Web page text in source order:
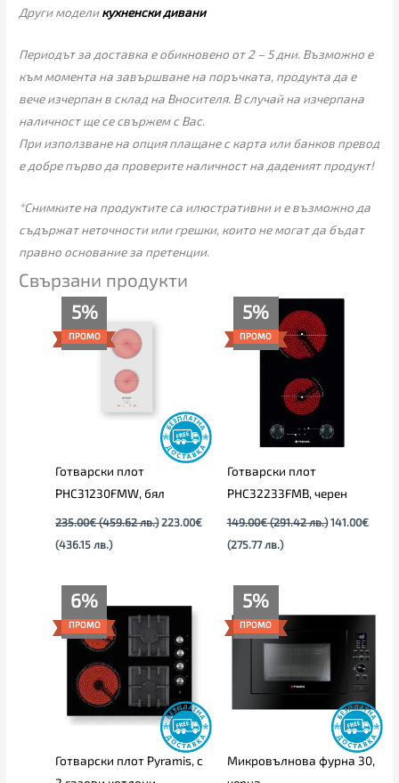
Други модели кухненски дивани
Периодът за доставка е обикновено от 2 – 5 дни. Възможно е
към момента на завършване на поръчката, продукта да е
вече изчерпан в склад на Вносителя. В случай на изчерпана
наличност ще се свържем с Вас.
При използване на опция плащане с карта или банков превод
е добре първо да проверите наличност на даденият продукт!
*Снимките на продуктите са илюстративни и е възможно да
съдържат неточности или грешки, които не могат да бъдат
правно основание за претенции.
Свързани продукти
5%
ПРОМО
Готварски плот
PHC31230FMW, бял
235.00€ (459.62 лв.) 223.00€
(436.15 лв.)
е:
223.00€
(436.15
лв.).
5%
ПРОМО
Готварски плот
PHC32233FMB, черен
149.00€ (291.42 лв.)
Original
141.00€
(275.77 лв.)
Текущата
цена
е:
141.00€
(275.77
6%
ПРОМО
Готварски плот Pyramis, с
price
was:
349.00€
(682.58
лв.).
цена
е:
329.00€
(643.47
5%
ПРОМО
Микровълнова фурна 30,
259.00€
(506.56
е:
245.00€
(479.18